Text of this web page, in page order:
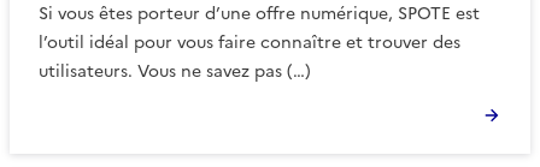
Si vous êtes porteur d’une offre numérique, SPOTE est
l’outil idéal pour vous faire connaître et trouver des
utilisateurs. Vous ne savez pas (…)